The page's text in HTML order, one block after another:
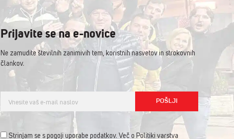
Prijavite se na e-novice
Ne zamudite številnih zanimivih tem, koristnih nasvetov in strokovnih
člankov.
Strinjam se s pogoji uporabe podatkov. Več o Politiki varstva